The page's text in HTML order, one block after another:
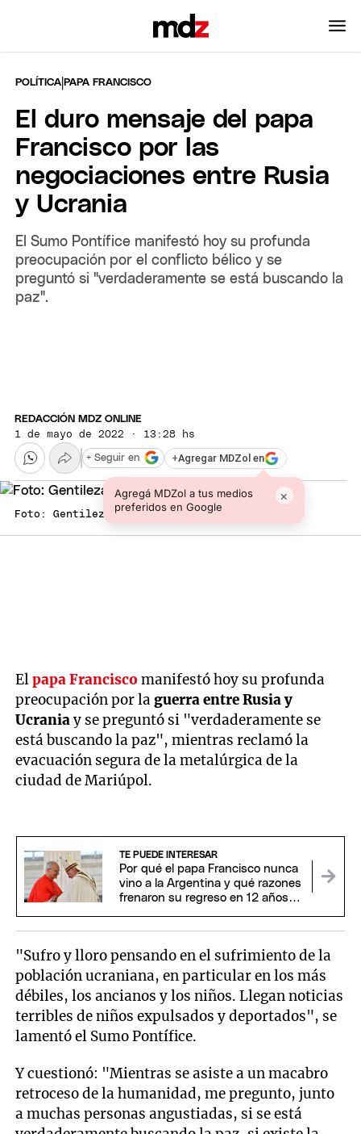
POLÍTICA |PAPA FRANCISCO
El duro mensaje del papa
Francisco por las
negociaciones entre Rusia
y Ucrania
El Sumo Pontífice manifestó hoy su profunda
preocupación por el conflicto bélico y se
preguntó si "verdaderamente se está buscando la
paz".
REDACCIÓN MDZ ONLINE
1 de mayo de 2022 · 13:28 hs
+Agregar MDZol en
Agregá MDZol a tus medios
preferidos en Google
×
+ Seguir en
Foto: Gentileza
Elpapa Franciscomanifestó hoy su profunda
preocupación por laguerra entre Rusia y
Ucraniay se preguntó si "verdaderamente se
está buscando la paz", mientras reclamó la
evacuación segura de la metalúrgica de la
ciudad de Mariúpol.
TE PUEDE INTERESAR
Por qué el papa Francisco nunca
vino a la Argentina y qué razones
frenaron su regreso en 12 años
"Sufro y lloro pensando en el sufrimiento de la
población ucraniana, en particular en los más
débiles, los ancianos y los niños. Llegan noticias
terribles de niños expulsados y deportados", se
lamentó el Sumo Pontífice.
Y cuestionó: "Mientras se asiste a un macabro
retroceso de la humanidad, me pregunto, junto
a muchas personas angustiadas, si se está